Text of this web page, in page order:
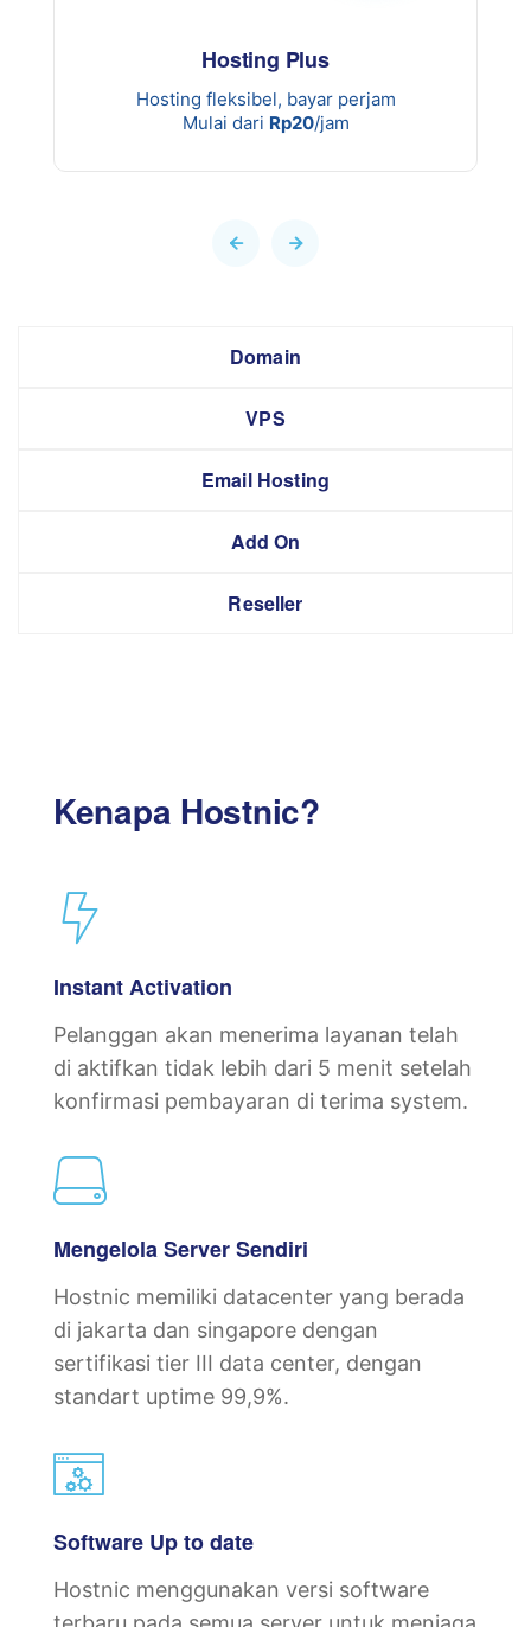
Hosting Plus
Hosting fleksibel, bayar perjam
Mulai dari Rp20/jam
Domain
VPS
Email Hosting
Add On
Reseller
Kenapa Hostnic?
Instant Activation
Pelanggan akan menerima layanan telah
di aktifkan tidak lebih dari 5 menit setelah
konfirmasi pembayaran di terima system.
Mengelola Server Sendiri
Hostnic memiliki datacenter yang berada
di jakarta dan singapore dengan
sertifikasi tier III data center, dengan
standart uptime 99,9%.
Software Up to date
Hostnic menggunakan versi software